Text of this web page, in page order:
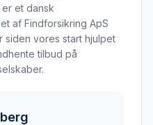
et dansk
af Findforsikring ApS
siden vores start hjulpet
tilbud på